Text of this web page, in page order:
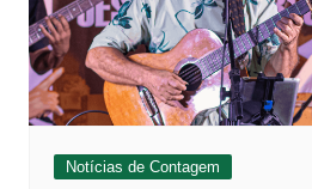
Notícias de Contagem